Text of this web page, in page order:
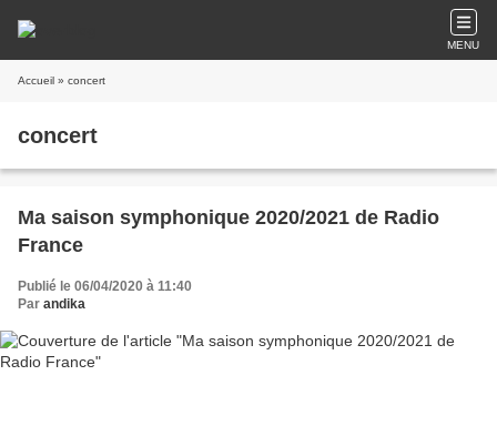
MENU
Accueil » concert
concert
Ma saison symphonique 2020/2021 de Radio
France
Publié le 06/04/2020 à 11:40
Par andika